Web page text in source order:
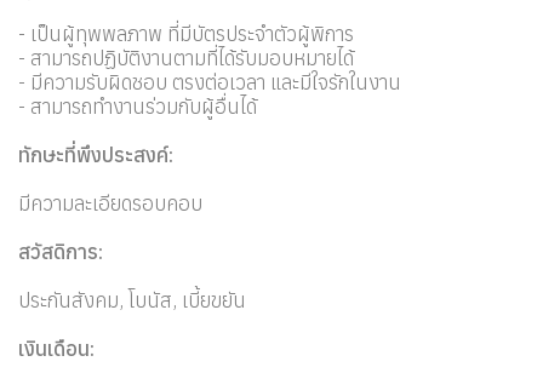
- เป็นผู้ทุพพลภาพ ที่มีบัตรประจำตัวผู้พิการ
- สามารถปฏิบัติงานตามที่ได้รับมอบหมายได้
- มีความรับผิดชอบ ตรงต่อเวลา และมีใจรักในงาน
- สามารถทำงานร่วมกับผู้อื่นได้
ทักษะที่พึงประสงค์:
มีความละเอียดรอบคอบ
สวัสดิการ:
ประกันสังคม, โบนัส, เบี้ยขยัน
เงินเดือน: